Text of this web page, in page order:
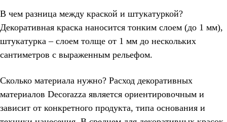
В чем разница между краской и штукатуркой?
Декоративная краска наносится тонким слоем (до 1 мм),
штукатурка – слоем толще от 1 мм до нескольких
сантиметров с выраженным рельефом.
Сколько материала нужно? Расход декоративных
материалов Decorazza является ориентировочным и
зависит от конкретного продукта, типа основания и